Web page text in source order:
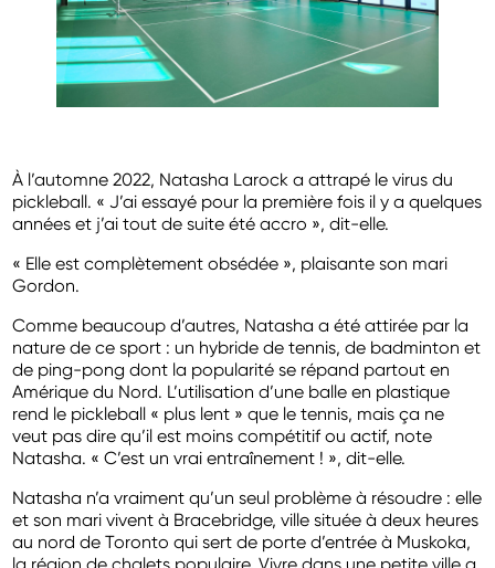
À l’automne 2022, Natasha Larock a attrapé le virus du
pickleball. « J’ai essayé pour la première fois il y a quelques
années et j’ai tout de suite été accro », dit-elle.
« Elle est complètement obsédée », plaisante son mari
Gordon.
Comme beaucoup d’autres, Natasha a été attirée par la
nature de ce sport : un hybride de tennis, de badminton et
de ping-pong dont la popularité se répand partout en
Amérique du Nord. L’utilisation d’une balle en plastique
rend le pickleball « plus lent » que le tennis, mais ça ne
veut pas dire qu’il est moins compétitif ou actif, note
Natasha. « C’est un vrai entraînement ! », dit-elle.
Natasha n’a vraiment qu’un seul problème à résoudre : elle
et son mari vivent à Bracebridge, ville située à deux heures
au nord de Toronto qui sert de porte d’entrée à Muskoka,
la région de chalets populaire. Vivre dans une petite ville a